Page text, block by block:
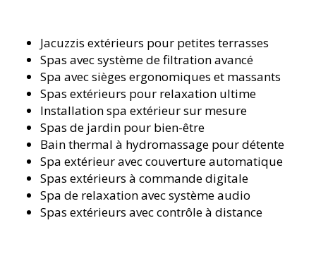
Jacuzzis extérieurs pour petites terrasses
Spas avec système de filtration avancé
Spa avec sièges ergonomiques et massants
Spas extérieurs pour relaxation ultime
Installation spa extérieur sur mesure
Spas de jardin pour bien-être
Bain thermal à hydromassage pour détente
Spa extérieur avec couverture automatique
Spas extérieurs à commande digitale
Spa de relaxation avec système audio
Spas extérieurs avec contrôle à distance